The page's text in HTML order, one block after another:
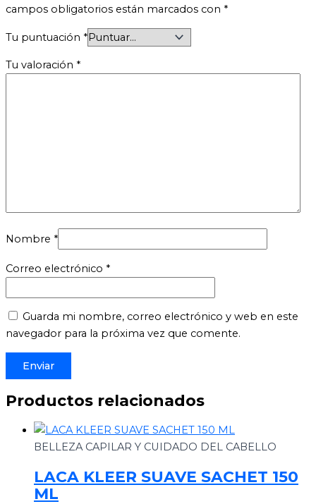
campos obligatorios están marcados con *
Tu puntuación *
Tu valoración *
Nombre *
Correo electrónico *
Guarda mi nombre, correo electrónico y web en este
navegador para la próxima vez que comente.
Productos relacionados
BELLEZA CAPILAR Y CUIDADO DEL CABELLO
LACA KLEER SUAVE SACHET 150
ML